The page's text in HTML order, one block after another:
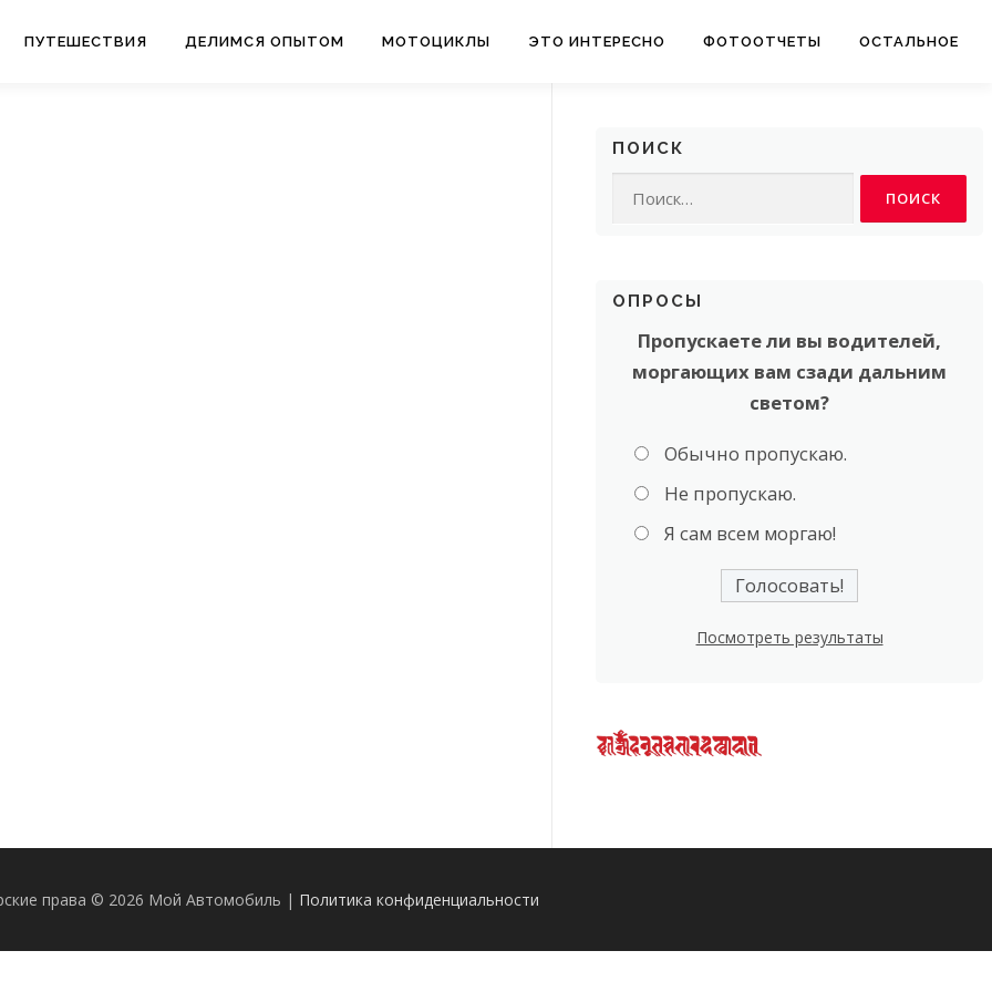
ПУТЕШЕСТВИЯ ДЕЛИМСЯ ОПЫТОМ МОТОЦИКЛЫ ЭТО ИНТЕРЕСНО ФОТООТЧЕТЫ ОСТАЛЬНОЕ
ПОИСК
ОПРОСЫ
Пропускаете ли вы водителей,
моргающих вам сзади дальним
светом?
Обычно пропускаю.
Не пропускаю.
Я сам всем моргаю!
Посмотреть результаты
права © 2026 Мой Автомобиль | Политика конфиденциальности